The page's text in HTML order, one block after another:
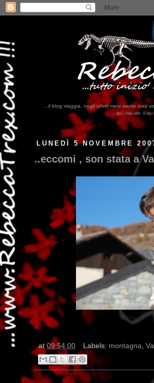
...il blog viaggia, negli ultimi mesi siamo stati
...qui trovate il nostro viaggio in MESSICO 2023...clikka
LUNEDÌ 5 NOVEMBRE
..eccomi , son stata a
at 09:54:00 Labels: montagna,